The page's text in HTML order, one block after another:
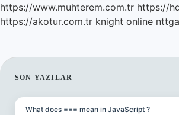
https://www.muhterem.com.tr https://
https://akotur.com.tr knight online
SIDEBAR
SON YAZILAR
What does === mean in JavaScript ?